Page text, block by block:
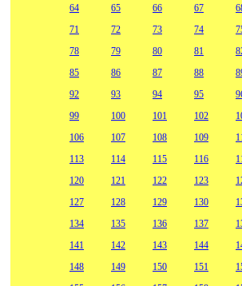
64
65 66 67
71
72 73 74
78
79 80 81
85
86 87 88
92
93 94 95
99
100 101 102
106
107 108 109
113
114 115 116
120
121 122 123
127
128 129 130
134
135 136 137
141
142 143 144
148
149 150 151